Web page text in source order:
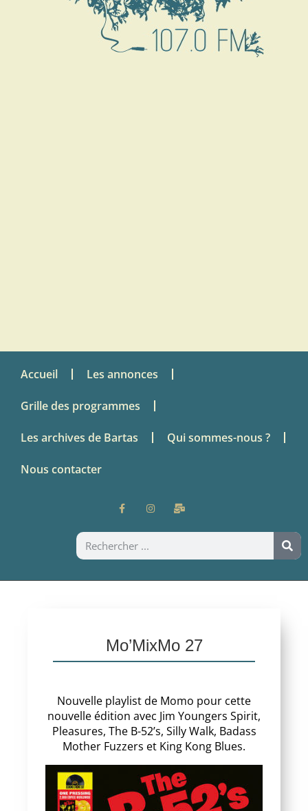
Accueil Les annonces
Grille des programmes
Les archives de Bartas Qui sommes-nous ?
Nous contacter
Mo’MixMo 27
Nouvelle playlist de Momo pour cette
nouvelle édition avec Jim Youngers Spirit,
Pleasures, The B-52’s, Silly Walk, Badass
Mother Fuzzers et King Kong Blues.